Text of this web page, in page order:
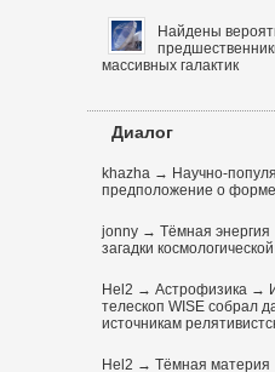
Найдены
массивных галактик
Диалог
khazha → Научно-
предположение о
jonny → Тёмная энергия
загадки
Hel2 → Астрофизика →
телескоп WISE собрал
источникам
Hel2 → Тёмная материя